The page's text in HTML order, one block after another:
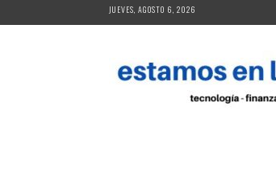
al
JUEVES, AGOSTO 6, 2026